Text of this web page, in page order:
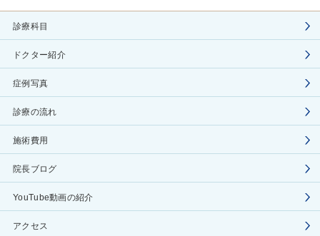
診療科目
ドクター紹介
症例写真
診療の流れ
施術費用
院長ブログ
YouTube動画の紹介
アクセス